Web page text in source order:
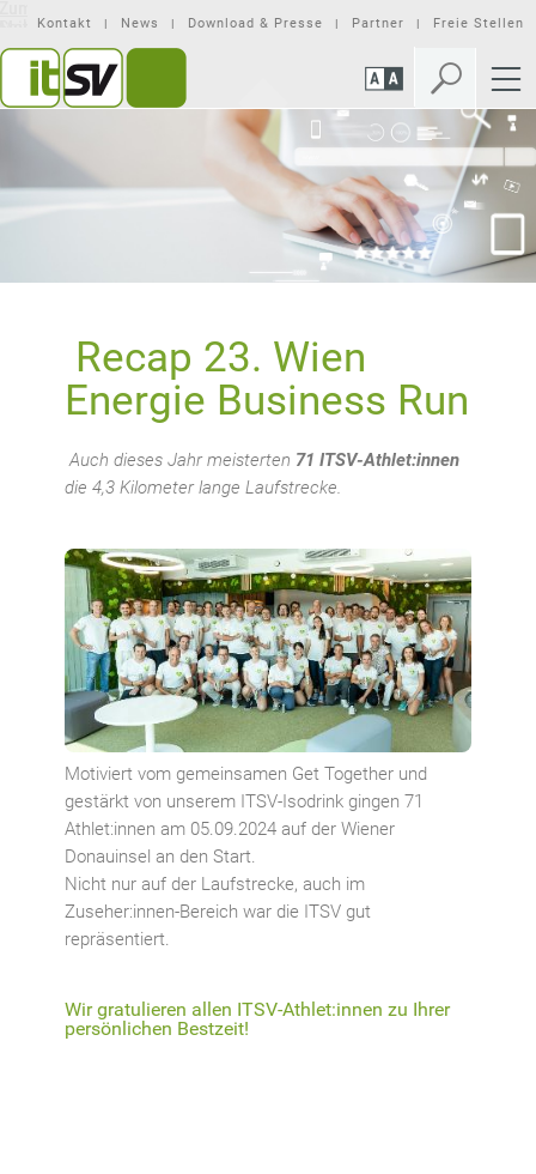
Seiteninhalt
springen
Mobilen
Navigation
springen
Kontakt News Download & Presse Partner Freie Stellen
Recap 23. Wien
Energie Business Run
Auch dieses Jahr meisterten 71 ITSV-Athlet:innen
die 4,3 Kilometer lange Laufstrecke.
Motiviert vom gemeinsamen Get Together und
gestärkt von unserem ITSV-Isodrink gingen 71
Athlet:innen am 05.09.2024 auf der Wiener
Donauinsel an den Start.
Nicht nur auf der Laufstrecke, auch im
Zuseher:innen-Bereich war die ITSV gut
repräsentiert.
Wir gratulieren allen ITSV-Athlet:innen zu Ihrer
persönlichen Bestzeit!